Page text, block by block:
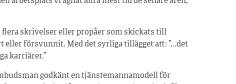
skrivelser eller propåer som skickats till
försvunnit. Med det syrliga tillägget att: ”…det
karriärer.”
godkänt en tjänstemannamodell för